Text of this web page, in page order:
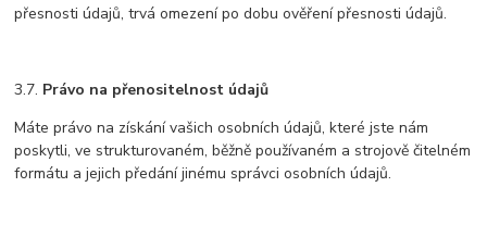
přesnosti údajů, trvá omezení po dobu ověření přesnosti údajů.
3.7. Právo na přenositelnost údajů
Máte právo na získání vašich osobních údajů, které jste nám
poskytli, ve strukturovaném, běžně používaném a strojově čitelném
formátu a jejich předání jinému správci osobních údajů.